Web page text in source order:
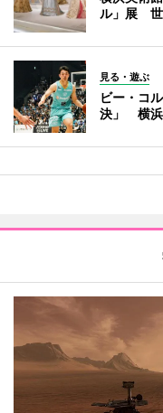
ル」展 世
見る・遊ぶ
ビー・コ
決」 横浜